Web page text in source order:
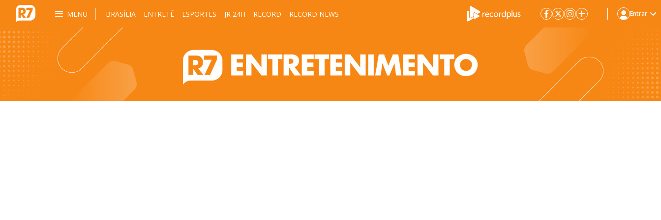
MENU BRASÍLIA ENTRETÊ ESPORTES JR 24H RECORD RECORD NEWS Entrar